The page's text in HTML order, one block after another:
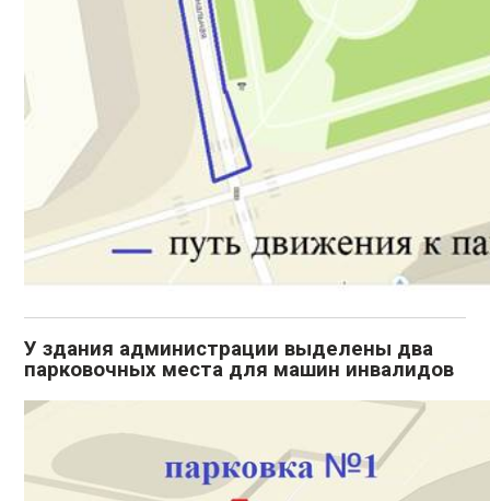
У здания администрации выделены два
парковочных места для машин инвалидов